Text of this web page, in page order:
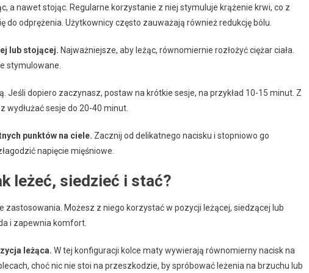
a nawet stojąc. Regularne korzystanie z niej stymuluje krążenie krwi, co z
do odprężenia. Użytkownicy często zauważają również redukcję bólu.
lub stojącej. Najważniejsze, aby leżąc, równomiernie rozłożyć ciężar ciała.
stymulowane.
Jeśli dopiero zaczynasz, postaw na krótkie sesje, na przykład 10-15 minut. Z
sesje do 20-40 minut.
punktów na ciele. Zacznij od delikatnego nacisku i stopniowo go
napięcie mięśniowe.
leżeć, siedzieć i stać?
Możesz z niego korzystać w pozycji leżącej, siedzącej lub
i zapewnia komfort.
leżąca. W tej konfiguracji kolce maty wywierają równomierny nacisk na
choć nic nie stoi na przeszkodzie, by spróbować leżenia na brzuchu lub